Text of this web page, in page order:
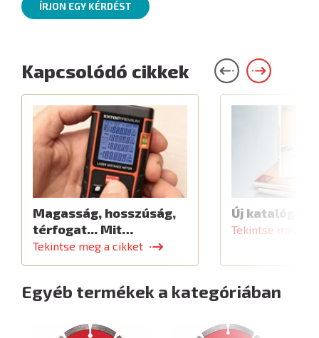
ÍRJON EGY KÉRDÉST
Kapcsolódó cikkek
Magasság, hosszúság,
térfogat... Mit…
Tekintse meg a cikket
Új katalógus
Tekintse meg a
Egyéb termékek a kategóriában